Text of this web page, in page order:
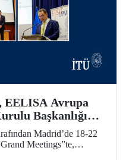
EELISA Avrupa
Başkanlığı
Madrid’de 18-22
Meetings”te,